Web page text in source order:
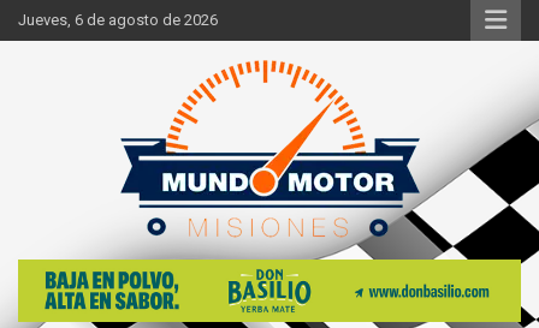
Skip
to
Jueves, 6 de agosto de 2026
Mundo Motor Misiones
Si hay ruido de motores ahí estaremos